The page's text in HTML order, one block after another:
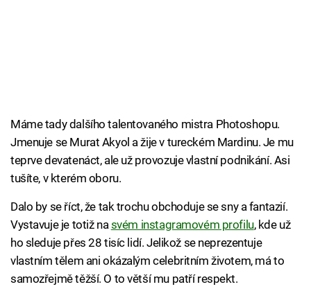
Máme tady dalšího talentovaného mistra Photoshopu.
Jmenuje se Murat Akyol a žije v tureckém Mardinu. Je mu
teprve devatenáct, ale už provozuje vlastní podnikání. Asi
tušíte, v kterém oboru.
Dalo by se říct, že tak trochu obchoduje se sny a fantazií.
Vystavuje je totiž nasvém instagramovém profilu, kde už
ho sleduje přes 28 tisíc lidí. Jelikož se neprezentuje
vlastním tělem ani okázalým celebritním životem, má to
samozřejmě těžší. O to větší mu patří respekt.